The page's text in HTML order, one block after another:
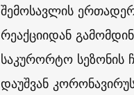
შემოსავლის
რეაქციიდან
საკურორტო სეზონის
დაუშვან